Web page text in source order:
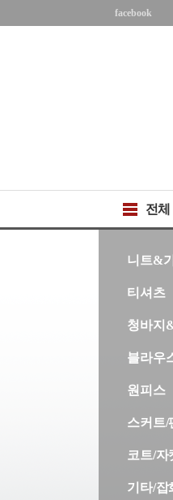
facebook
전체
니트&
티셔츠
청바지
블라우
원피스
스커트/
코트/자
기타/잡